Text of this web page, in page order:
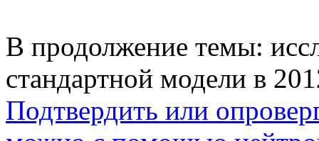
В продолжение темы:
стандартной модели в
Подтвердить или